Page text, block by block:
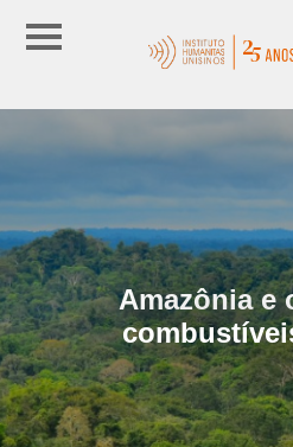
Amazônia e